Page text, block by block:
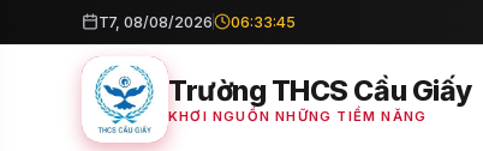
T7, 08/08/2026 06:33:46
Trường THCS Cầu Giấy
KHƠI NGUỒN NHỮNG TIỀM NĂNG